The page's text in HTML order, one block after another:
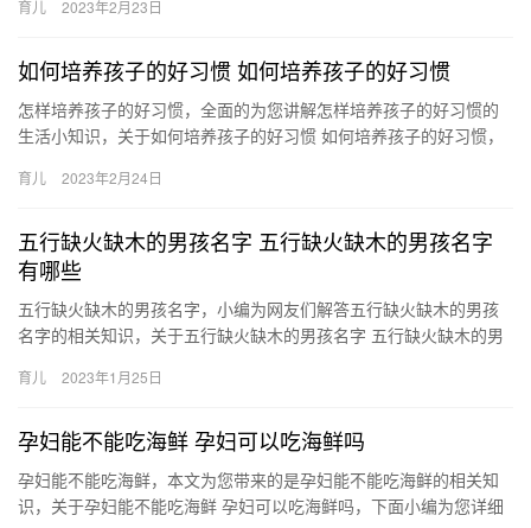
带…
育儿 2023年2月23日
如何培养孩子的好习惯 如何培养孩子的好习惯
怎样培养孩子的好习惯，全面的为您讲解怎样培养孩子的好习惯的
生活小知识，关于如何培养孩子的好习惯 如何培养孩子的好习惯，
怎…
育儿 2023年2月24日
五行缺火缺木的男孩名字 五行缺火缺木的男孩名字
有哪些
五行缺火缺木的男孩名字，小编为网友们解答五行缺火缺木的男孩
名字的相关知识，关于五行缺火缺木的男孩名字 五行缺火缺木的男
育儿 2023年1月25日
孕妇能不能吃海鲜 孕妇可以吃海鲜吗
孕妇能不能吃海鲜，本文为您带来的是孕妇能不能吃海鲜的相关知
识，关于孕妇能不能吃海鲜 孕妇可以吃海鲜吗，下面小编为您详细